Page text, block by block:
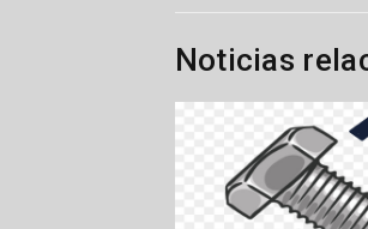
entradas
Noticias